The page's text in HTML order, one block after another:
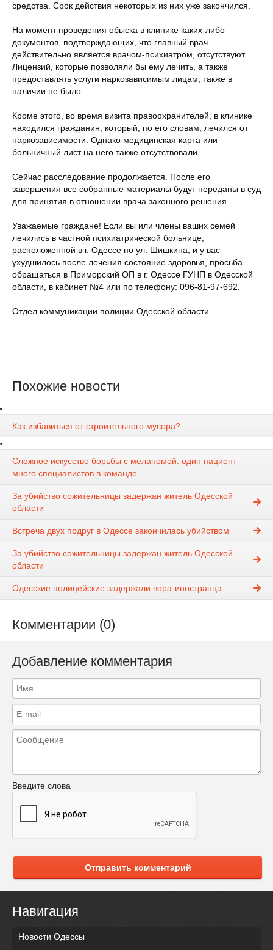
средства. Срок действия некоторых из них уже закончился.
На момент проведения обыска в клинике каких-либо
документов, подтверждающих, что главный врач
действительно является врачом-психиатром, отсутствуют.
Лицензий, которые позволяли бы ему лечить, а также
предоставлять услуги наркозависимым лицам, также в
наличии не было.
Кроме этого, во время визита правоохранителей, в клинике
находился гражданин, который, по его словам, лечился от
наркозависимости. Однако медицинская карта или
больничный лист на него также отсутствовали.
Сейчас расследование продолжается. После его
завершения все собранные материалы будут переданы в суд
для принятия в отношении врача законного решения.
Уважаемые граждане! Если вы или члены ваших семей
лечились в частной психиатрической больнице,
расположенной в г. Одессе по ул. Шишкина, и у вас
ухудшилось после лечения состояние здоровья, просьба
обращаться в Приморский ОП в г. Одессе ГУНП в Одесской
области, в кабинет №4 или по телефону: 096-81-97-692.
Отдел коммуникации полиции Одесской области
Похожие новости
Как избавиться от строительного мусора?
Сложное искусство борьбы с меланомой: один пациент -
много специалистов в команде
За убийство сожительницы задержан житель Одесской
области
Встреча двух подруг в Одессе закончилась убийством
За убийство сожительницы задержан житель Одесской
области
Одесские полицейские задержали вора-иностранца
Комментарии (0)
Добавление комментария
Введите слова
Отправить комментарий
Навигация
Новости Одессы